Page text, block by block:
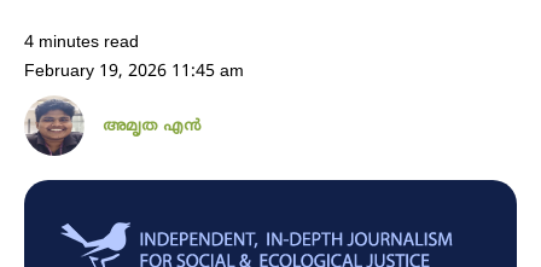
4 minutes read
February 19, 2026 11:45 am
അമൃത എൻ